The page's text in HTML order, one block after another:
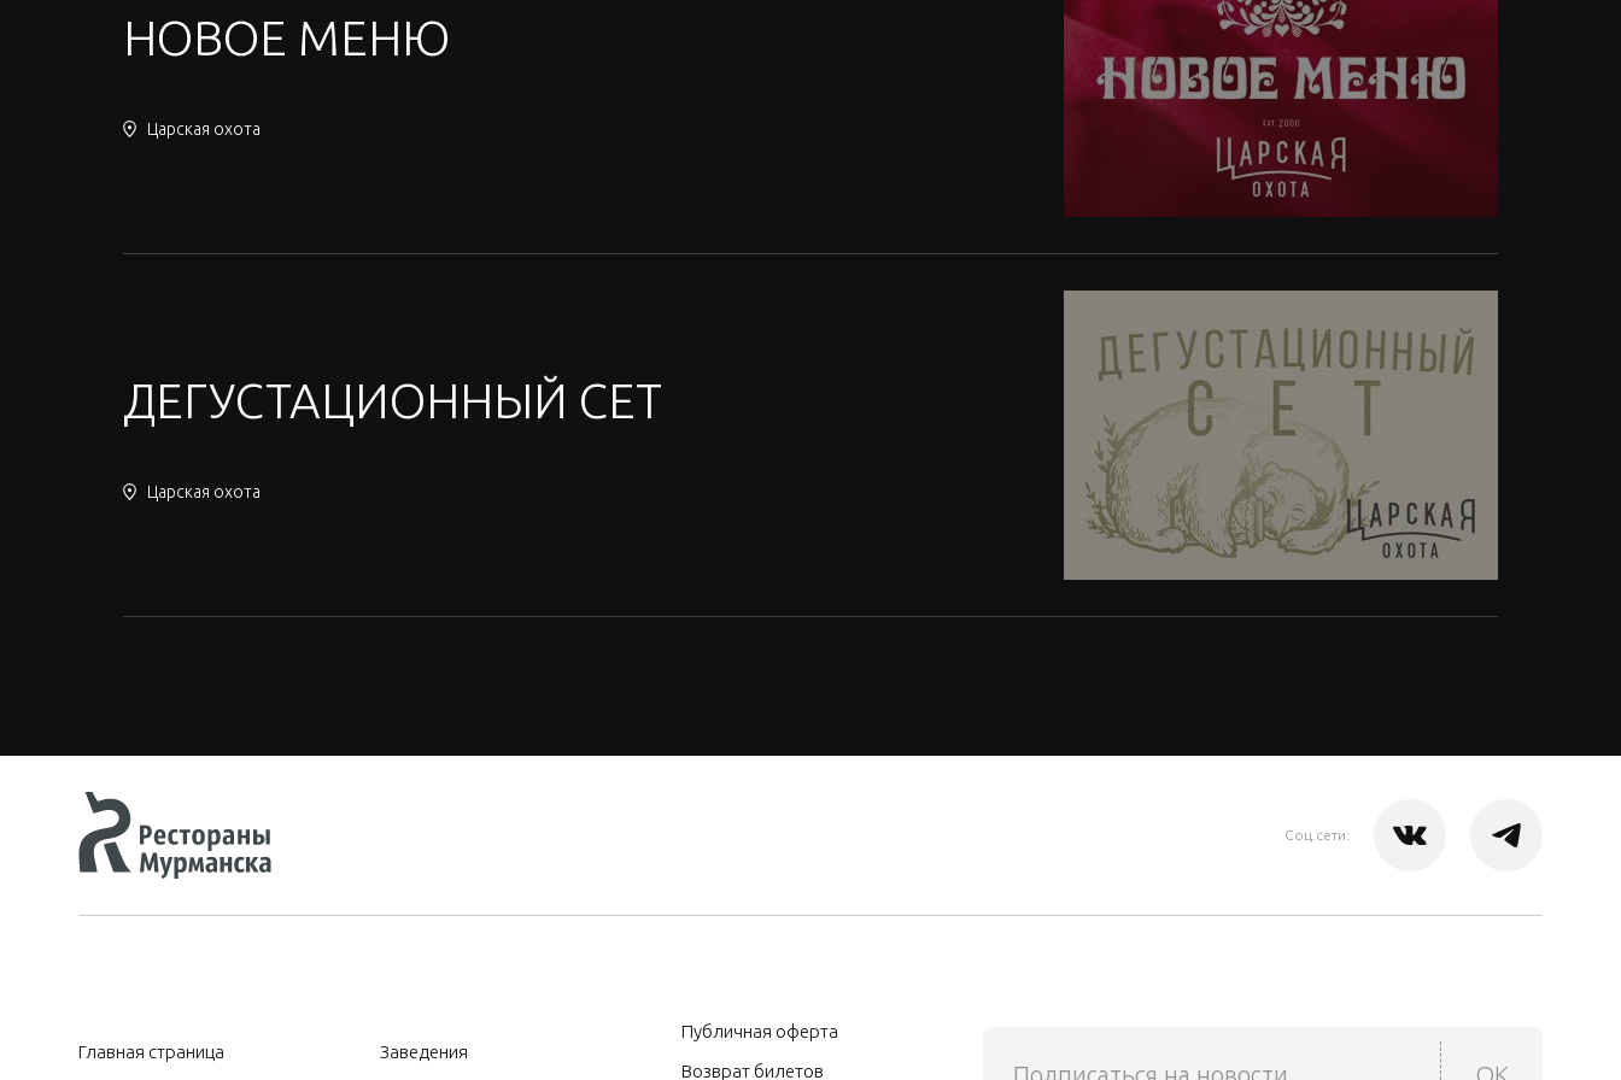
НОВОЕ МЕНЮ
Царская охота
ДЕГУСТАЦИОННЫЙ СЕТ
Царская охота
Соц.сети:
Главная страница Заведения
Публичная оферта
Возврат билетов
Подписаться на новости OK